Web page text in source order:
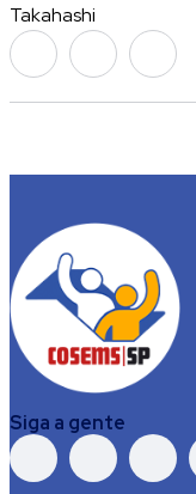
Takahashi
Siga a gente